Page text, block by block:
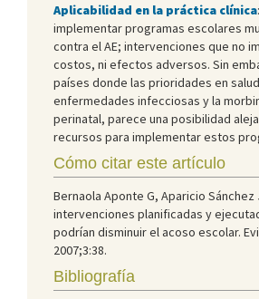
Aplicabilidad en la práctica clínica
implementar programas escolares
contra el AE; intervenciones que no
costos, ni efectos adversos. Sin
países donde las prioridades en
enfermedades infecciosas y la
perinatal, parece una posibilidad
recursos para implementar estos
Cómo citar este artículo
Bernaola Aponte G, Aparicio Sánchez
intervenciones planificadas y
podrían disminuir el acoso escolar.
2007;3:38.
Bibliografía